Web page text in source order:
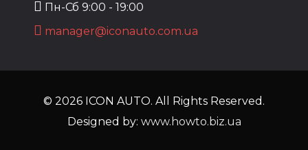
Пн-Сб 9:00 - 19:00
manager@iconauto.com.ua
© 2026 ICON AUTO. All Rights Reserved.
Designed by: www.howto.biz.ua